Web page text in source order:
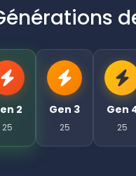
2
25
Gen 3
25
Gen
25